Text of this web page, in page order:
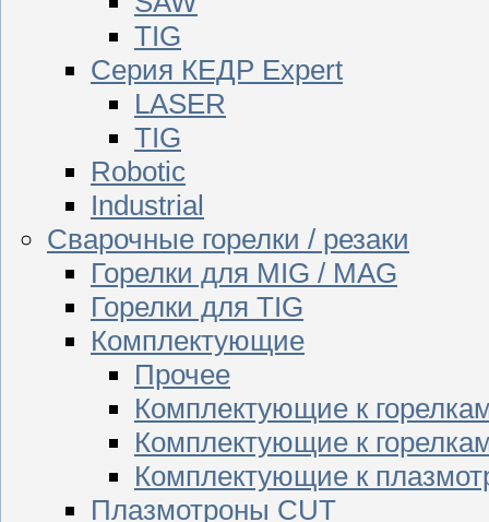
TIG
Серия КЕДР Expert
LASER
TIG
Robotic
Industrial
Сварочные горелки / резаки
Горелки для MIG / MAG
Горелки для TIG
Комплектующие
Прочее
Комплектующие к
Комплектующие к
Комплектующие к
Плазмотроны CUT